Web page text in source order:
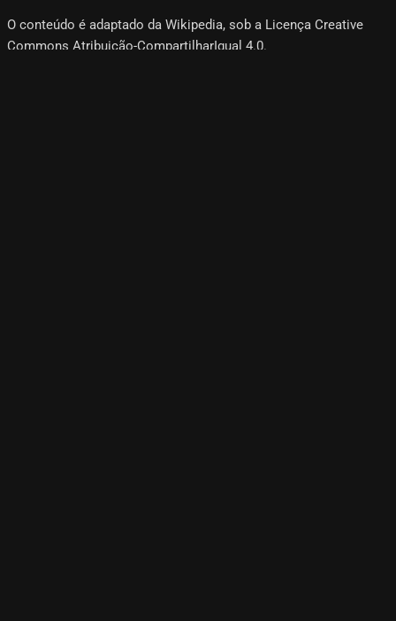
O conteúdo é adaptado da Wikipedia, sob a Licença Creative
Commons Atribuição-CompartilharIgual 4.0.